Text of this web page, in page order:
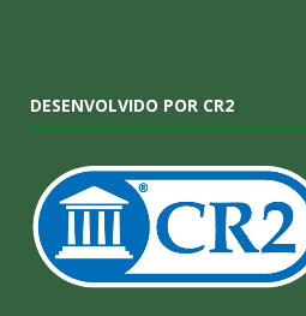
DESENVOLVIDO POR CR2